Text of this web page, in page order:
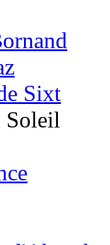
Sixt
Soleil